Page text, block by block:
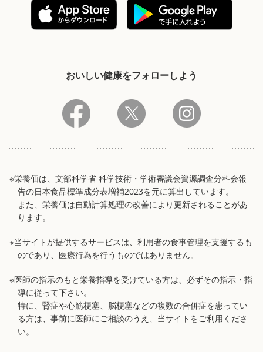
おいしい健康をフォローしよう
※栄養価は、文部科学省 科学技術・学術審議会資源調査分科会報
告の日本食品標準成分表増補2023を元に算出しています。
また、栄養価は自動計算処理の改善により更新されることがあ
ります。
※当サイトが提供するサービスは、利用者の食事管理を支援するも
のであり、医療行為を行うものではありません。
※医師の指示のもと栄養指導を受けている方は、必ずその指示・指
導に従って下さい。
特に、腎症や心筋梗塞、脳梗塞などの複数の合併症を患ってい
る方は、事前に医師にご相談のうえ、当サイトをご利用くださ
い。